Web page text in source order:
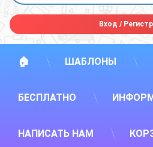
Вход /
🏠 ШАБЛОНЫ
БЕСПЛАТНО
НАПИСАТЬ НАМ